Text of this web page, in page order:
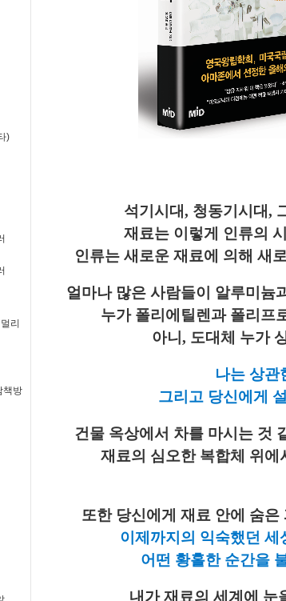
)
리
책방
석기시대, 청동기시대,
재료는 이렇게 인류의
인류는 새로운 재료에 의해 새
얼마나 많은 사람들이 알루미늄
누가 폴리에틸렌과 폴리프
아니, 도대체 누가
나는 상관
그리고 당신에게
건물 옥상에서 차를 마시는 것
재료의 심오한 복합체 위에
또한 당신에게 재료 안에 숨
이제까지의 익숙했던 세
어떤 황홀한 순간을
내가 재료의 세계에 눈